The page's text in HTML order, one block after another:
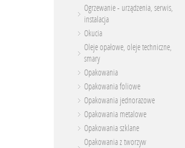
Ogrzewanie - urządzenia, serwis,
instalacja
Okucia
Oleje opałowe, oleje techniczne,
smary
Opakowania
Opakowania foliowe
Opakowania jednorazowe
Opakowania metalowe
Opakowania szklane
Opakowania z tworzyw